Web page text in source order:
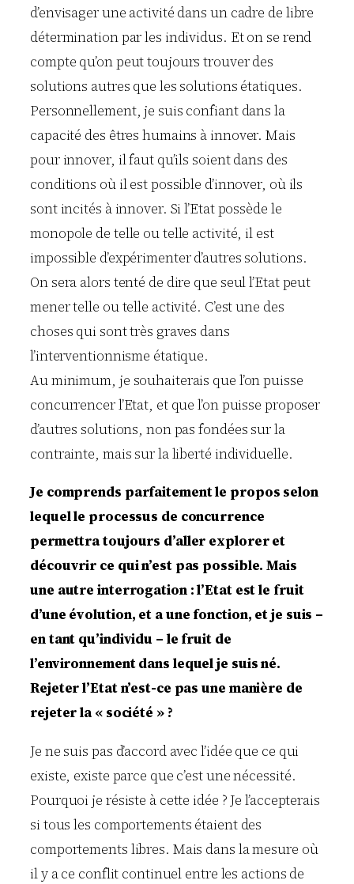
d’envisager une activité dans un cadre de libre
détermination par les individus. Et on se rend
compte qu’on peut toujours trouver des
solutions autres que les solutions étatiques.
Personnellement, je suis confiant dans la
capacité des êtres humains à innover. Mais
pour innover, il faut qu’ils soient dans des
conditions où il est possible d’innover, où ils
sont incités à innover. Si l’Etat possède le
monopole de telle ou telle activité, il est
impossible d’expérimenter d’autres solutions.
On sera alors tenté de dire que seul l’Etat peut
mener telle ou telle activité. C’est une des
choses qui sont très graves dans
l’interventionnisme étatique.
Au minimum, je souhaiterais que l’on puisse
concurrencer l’Etat, et que l’on puisse proposer
d’autres solutions, non pas fondées sur la
contrainte, mais sur la liberté individuelle.
Je comprends parfaitement le propos selon
lequel le processus de concurrence
permettra toujours d’aller explorer et
découvrir ce qui n’est pas possible. Mais
une autre interrogation : l’Etat est le fruit
d’une évolution, et a une fonction, et je suis –
en tant qu’individu – le fruit de
l’environnement dans lequel je suis né.
Rejeter l’Etat n’est-ce pas une manière de
rejeter la « société » ?
Je ne suis pas d’accord avec l’idée que ce qui
existe, existe parce que c’est une nécessité.
Pourquoi je résiste à cette idée ? Je l’accepterais
si tous les comportements étaient des
comportements libres. Mais dans la mesure où
il y a ce conflit continuel entre les actions de